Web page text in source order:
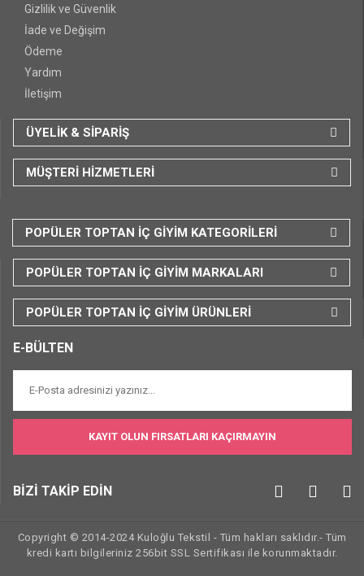
Gizlilik ve Güvenlik
İade ve Değişim
Ödeme
Yardım
İletişim
ÜYELİK & SİPARİŞ
MÜŞTERİ HİZMETLERİ
POPÜLER TOPTAN İÇ GİYİM KATEGORİLERİ
POPÜLER TOPTAN İÇ GİYİM MARKALARI
POPÜLER TOPTAN İÇ GİYİM ÜRÜNLERİ
E-BÜLTEN
KAYIT OLUN FIRSATLARI KAÇIRMAYIN
BİZİ TAKİP EDİN
Copyright © 2014-2024 Kuloğlu Tekstil - Tüm hakları saklıdır.- Tüm
kredi kartı bilgileriniz 256bit SSL Sertifikası ile korunmaktadır.